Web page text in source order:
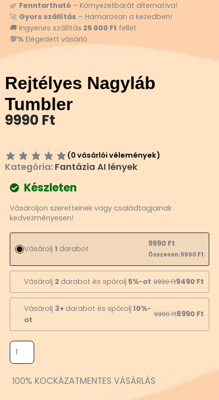
🌿 Fenntartható – Környezetbarát alternatíva!
🚀 Gyors szállítás – Hamarosan a kezedben!
🚚 Ingyenes szállítás 25 000 Ft fellet
💯% Elégedett vásárló
Rejtélyes Nagyláb
Tumbler
9990 Ft
(0 vásárlói vélemények)
Kategória: Fantázia AI lények
Készleten
Vásároljon szeretteinek vagy családtagjainak
kedvezményesen!
Vásárolj 1 darabot
9990 Ft
Összesen:9990 Ft
Vásárolj 2 darabot és spórolj 5%-ot 9990Ft9490 Ft
Vásárolj 3+ darabot és spórolj 10%-
ot
9990Ft8990 Ft
Nagyláb
Tumbler
mennyiség
100% KOCKÁZATMENTES VÁSÁRLÁS